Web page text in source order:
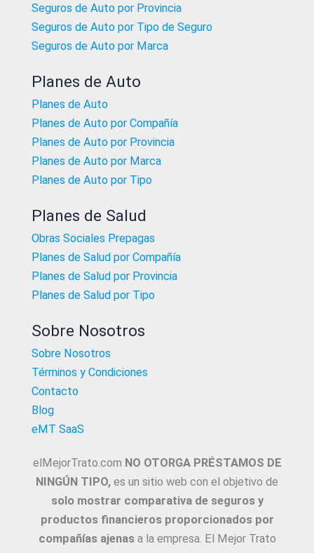
Seguros de Auto por Provincia
Seguros de Auto por Tipo de Seguro
Seguros de Auto por Marca
Planes de Auto
Planes de Auto
Planes de Auto por Compañía
Planes de Auto por Provincia
Planes de Auto por Marca
Planes de Auto por Tipo
Planes de Salud
Obras Sociales Prepagas
Planes de Salud por Compañía
Planes de Salud por Provincia
Planes de Salud por Tipo
Sobre Nosotros
Sobre Nosotros
Términos y Condiciones
Contacto
Blog
eMT SaaS
elMejorTrato.com NO OTORGA PRÉSTAMOS DE
NINGÚN TIPO, es un sitio web con el objetivo de
solo mostrar comparativa de seguros y
productos financieros proporcionados por
compañías ajenasa la empresa. El Mejor Trato